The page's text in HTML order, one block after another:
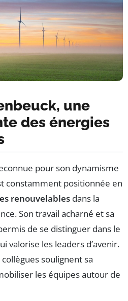
une
des énergies
pour son dynamisme
constamment positionnée en
renouvelables dans la
Son travail acharné et sa
de se distinguer dans le
valorise les leaders d’avenir.
soulignent sa
les équipes autour de